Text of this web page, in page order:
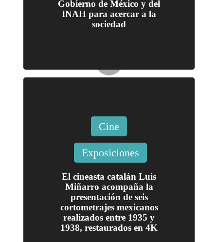
no de
México
para
socieda
d
El
cineast
a
catalán
Luis
Miñarr
Gobierno de México y del
INAH para acercar a la
sociedad
Publicada
en
Cine
Exposiciones
El cineasta catalán Luis
Miñarro acompaña la
presentación de seis
cortometrajes mexicanos
realizados entre 1935 y
1938, restaurados en 4K